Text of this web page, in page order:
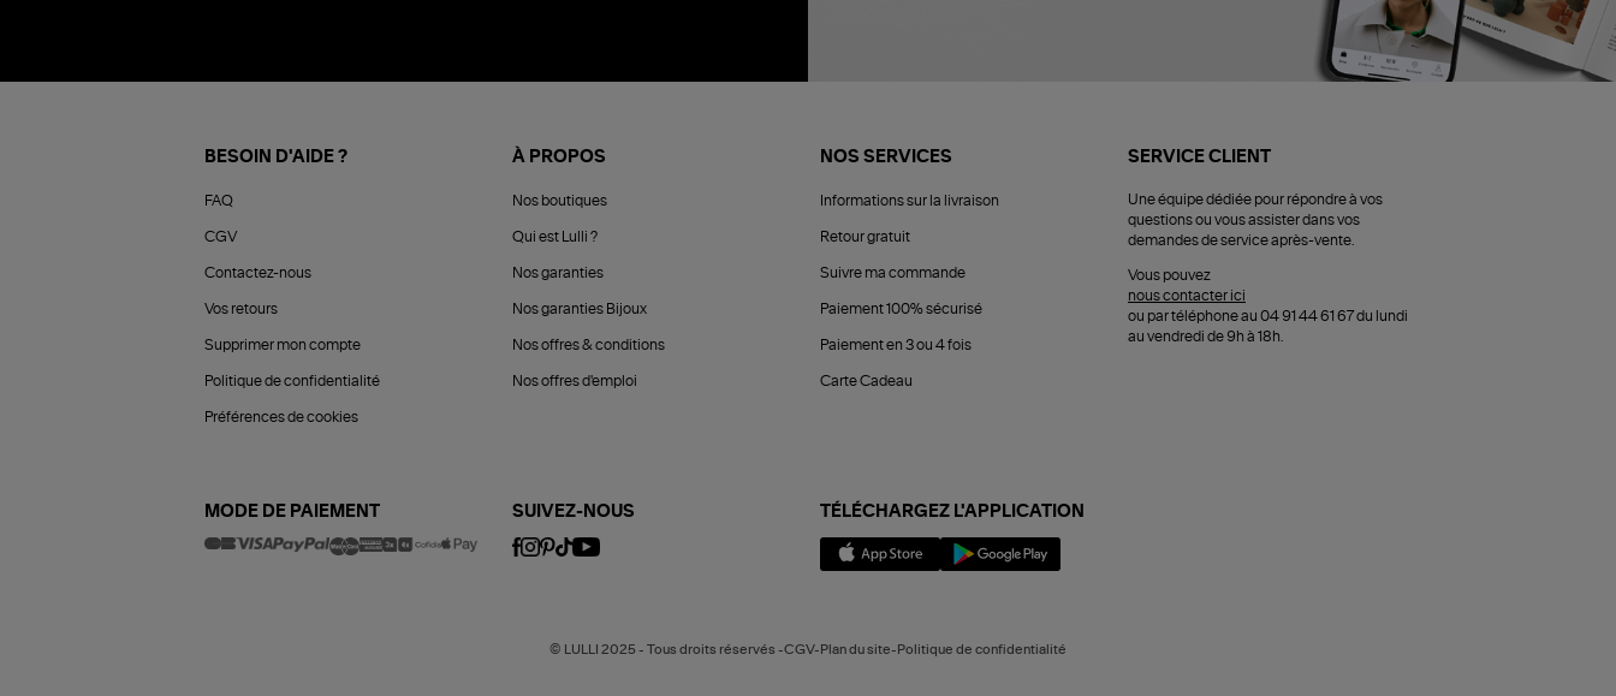
BESOIN D'AIDE ?
FAQ
CGV
Contactez-nous
Vos retours
Supprimer mon compte
Politique de confidentialité
Préférences de cookies
À PROPOS
Nos boutiques
Qui est Lulli ?
Nos garanties
Nos garanties Bijoux
Nos offres & conditions
Nos offres d'emploi
NOS SERVICES
Informations sur la livraison
Retour gratuit
Suivre ma commande
Paiement 100% sécurisé
Paiement en 3 ou 4 fois
Carte Cadeau
SERVICE CLIENT
Une équipe dédiée pour répondre à vos
questions ou vous assister dans vos
demandes de service après-vente.
Vous pouvez
nous contacter ici
ou par téléphone au 04 91 44 61 67 du lundi
au vendredi de 9h à 18h.
MODE DE PAIEMENT SUIVEZ-NOUS TÉLÉCHARGEZ L'APPLICATION
© LULLI 2025 - Tous droits réservés -CGV-Plan du site-Politique de confidentialité